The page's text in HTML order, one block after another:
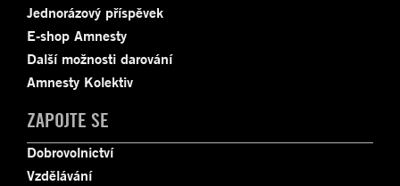
Jednorázový příspěvek
E-shop Amnesty
Další možnosti darování
Amnesty Kolektiv
ZAPOJTE SE
Dobrovolnictví
Vzdělávání